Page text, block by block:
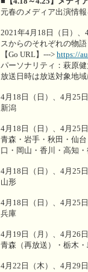
元春のメディア出演情報
2021年4月18日（日）、
スからのそれぞれの物
【Go URL】---> https://
パーソナリティ：萩原
放送日時は放送対象地域
4月18日（日）、4月25
新潟
4月18日（日）、4月25
青森・岩手・秋田・仙
口・岡山・香川・高知
4月18日（日）、4月25
山形
4月18日（日）、4月25
兵庫
4月19日（月）、4月26
青森（再放送）・栃木
4月22日（木）、4月29